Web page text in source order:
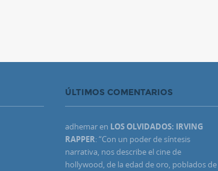
ÚLTIMOS COMENTARIOS
adhemaren LOS OLVIDADOS: IRVING
RAPPER: “Con un poder de síntesis
narrativa, nos describe el cine de
hollywood, de la edad de oro, poblados de